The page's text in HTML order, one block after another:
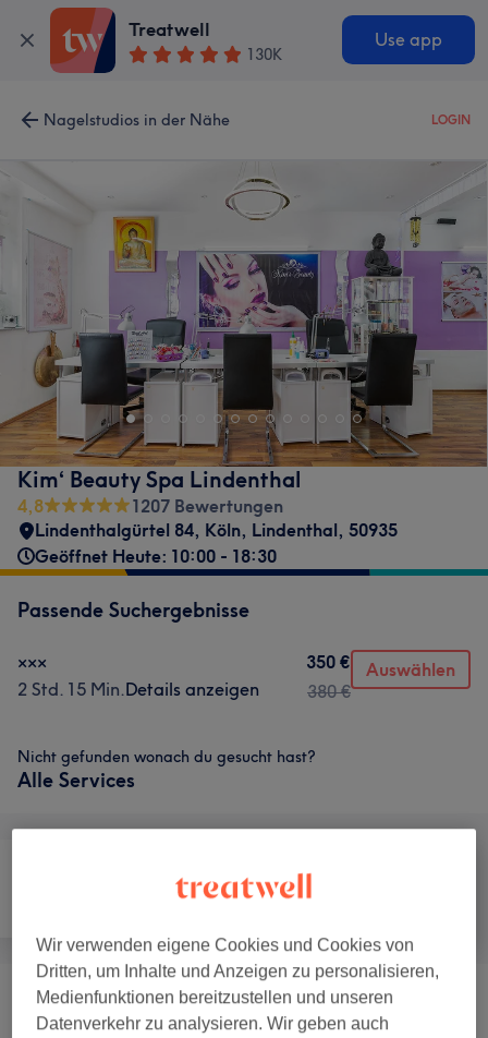
Treatwell
130K
Use app
Nagelstudios in der Nähe LOGIN
Kim‘ Beauty Spa Lindenthal
4,8
1207 Bewertungen
Lindenthalgürtel 84, Köln, Lindenthal, 50935
Geöffnet Heute: 10:00 - 18:30
Passende Suchergebnisse
×××
2 Std. 15 Min.Details anzeigen
350 €
380 €
Auswählen
Nicht gefunden wonach du gesucht hast?
Alle Services
Gesichtbehandlung (1)
Wir verwenden eigene Cookies und Cookies von
Dritten, um Inhalte und Anzeigen zu personalisieren,
Medienfunktionen bereitzustellen und unseren
Datenverkehr zu analysieren. Wir geben auch